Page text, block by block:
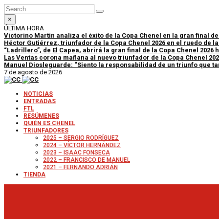
×
ÚLTIMA HORA
Victorino Martín analiza el éxito de la Copa Chenel en la gran final de
Héctor Gutiérrez, triunfador de la Copa Chenel 2026 en el ruedo de
“Ladrillero”, de El Capea, abrirá la gran final de la Copa Chenel 2026
Las Ventas corona mañana al nuevo triunfador de la Copa Chenel
Manuel Diosleguarde: “Siento la responsabilidad de un triunfo que
7 de agosto de 2026
NOTICIAS
ENTRADAS
FTL
RESÚMENES
QUIÉN ES CHENEL
TRIUNFADORES
2025 – SERGIO RODRÍGUEZ
2024 – VÍCTOR HERNÁNDEZ
2023 – ISAAC FONSECA
2022 – FRANCISCO DE MANUEL
2021 – FERNANDO ADRIÁN
TIENDA